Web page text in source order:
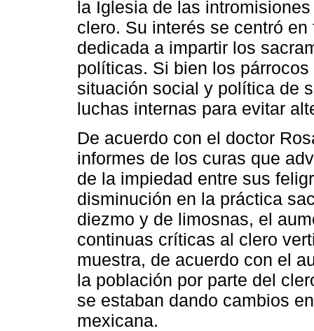
la Iglesia de las
clero. Su interés se centró
dedicada a impartir los
políticas. Si bien los
situación social y política de
luchas internas para evitar
De acuerdo con el doctor
informes de los curas que
de la impiedad entre sus
disminución en la práctica
diezmo y de limosnas, el
continuas críticas al clero
muestra, de acuerdo con el
la población por parte del
se estaban dando cambios
mexicana.